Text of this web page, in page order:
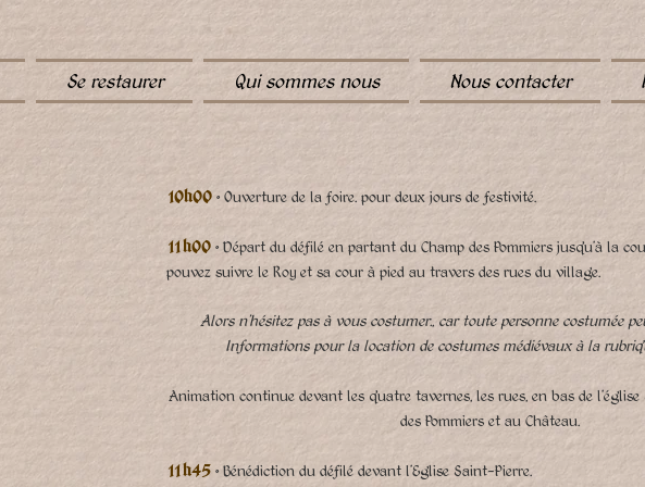
Se restaurer Qui sommes nous Nous contacter
10h00 •Ouverture de la foire. pour deux jours de festivité.
11h00 •Départ du défilé en partant du Champ des Pommiers jusqu’à la
pouvez suivre le Roy et sa cour à pied au travers des rues du village.
Alors n’hésitez pas à vous costumer., cartoute personne costumée
Informations pour la location de costumes médiévaux à la
Animation continue devant les quatre tavernes, les rues, en bas de
des Pommiers et au Château.
11h45 • Bénédiction du défilé devant l'Eglise Saint-Pierre.